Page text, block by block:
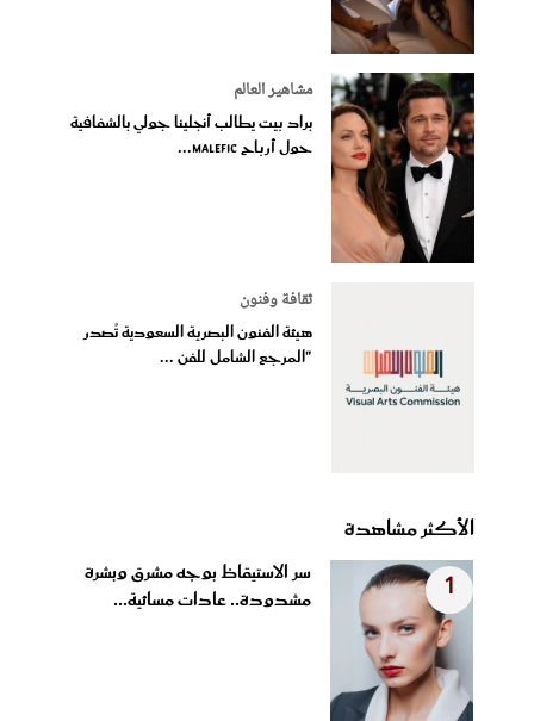
مشاهير العالم
براد بيت يطالب أنجلينا جولي بالشفافية
حول أرباح Malefic...
ثقافة وفنون
هيئة الفنون البصرية السعودية تُصدر
"المرجع الشامل للفن ...
الأكثر مشاهدة
1
سر الاستيقاظ بوجه مشرق وبشرة
مشدودة.. عادات مسائية...